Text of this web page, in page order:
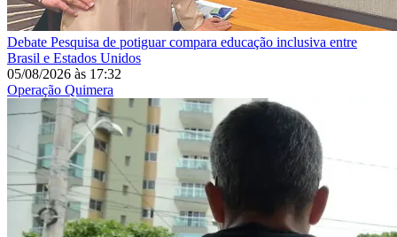
Debate Pesquisa de potiguar compara educação inclusiva entre
Brasil e Estados Unidos
05/08/2026 às 17:32
Operação Quimera